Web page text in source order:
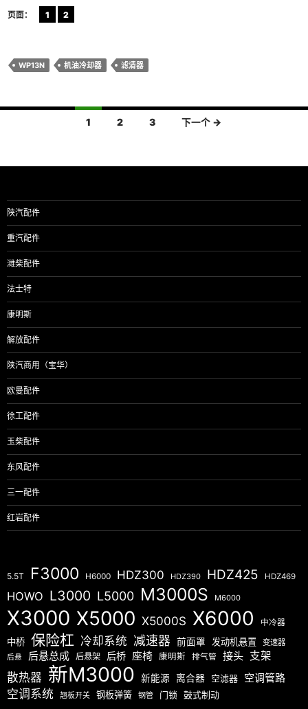
页面： 1 2
WP13N 机油冷却器 滤清器
导
1 2 3 下一个 →
陕汽配件
重汽配件
潍柴配件
法士特
康明斯
解放配件
陕汽商用（宝华）
欧曼配件
徐工配件
玉柴配件
东风配件
三一配件
红岩配件
5.5T F3000 H6000 HDZ300 HDZ390 HDZ425 HDZ469
HOWO L3000 L5000 M3000S M6000
X3000 X5000 X5000S X6000 中冷器
中桥 保险杠 冷却系统 减速器 前面罩 发动机悬置 变速器
后悬 后悬总成 后悬架 后桥 座椅 康明斯 排气管 接头 支架
散热器 新M3000 新能源 离合器 空滤器 空调管路
空调系统 翘板开关 钢板弹簧 钢管 门锁 鼓式制动